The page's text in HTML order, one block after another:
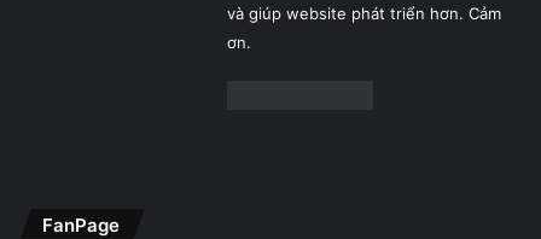
và giúp website phát triển hơn. Cảm
ơn.
FanPage